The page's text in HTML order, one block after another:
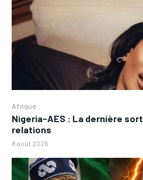
Afrique
Nigeria-AES : La dernière
relations
8 août 2026